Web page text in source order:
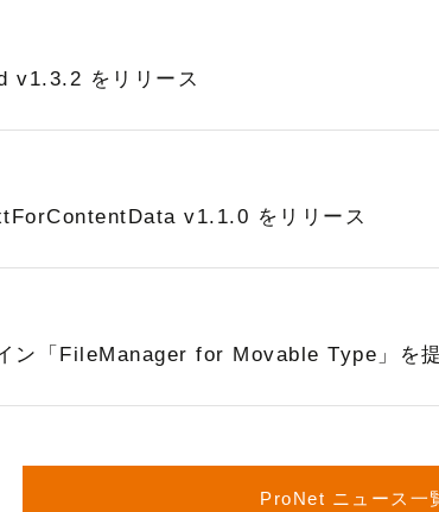
v1.3.2 をリリース
v1.1.0 をリリース
ン「FileManager for Movable Type」を
ProNet ニュース一